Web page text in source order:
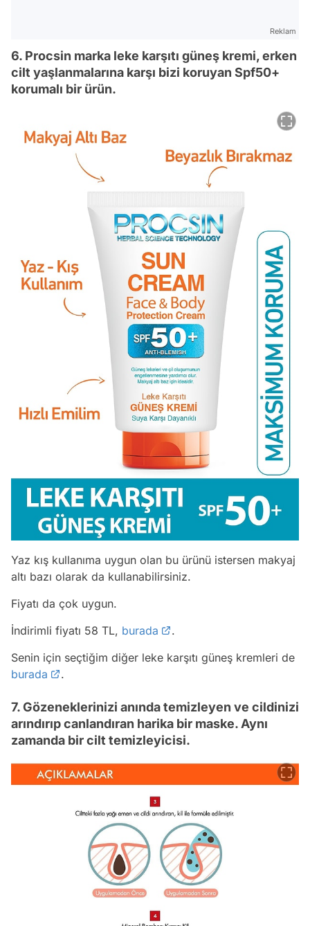
Reklam
6. Procsin marka leke karşıtı güneş kremi, erken
cilt yaşlanmalarına karşı bizi koruyan Spf50+
korumalı bir ürün.
Yaz kış kullanıma uygun olan bu ürünü istersen makyaj
altı bazı olarak da kullanabilirsiniz.
Fiyatı da çok uygun.
İndirimli fiyatı 58 TL, burada
.
Senin için seçtiğim diğer leke karşıtı güneş kremleri de
burada
.
7. Gözeneklerinizi anında temizleyen ve cildinizi
arındırıp canlandıran harika bir maske. Aynı
zamanda bir cilt temizleyicisi.